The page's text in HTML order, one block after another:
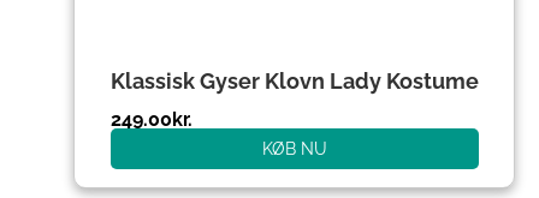
Klassisk Gyser Klovn Lady Kostume
249.00kr.
KØB NU